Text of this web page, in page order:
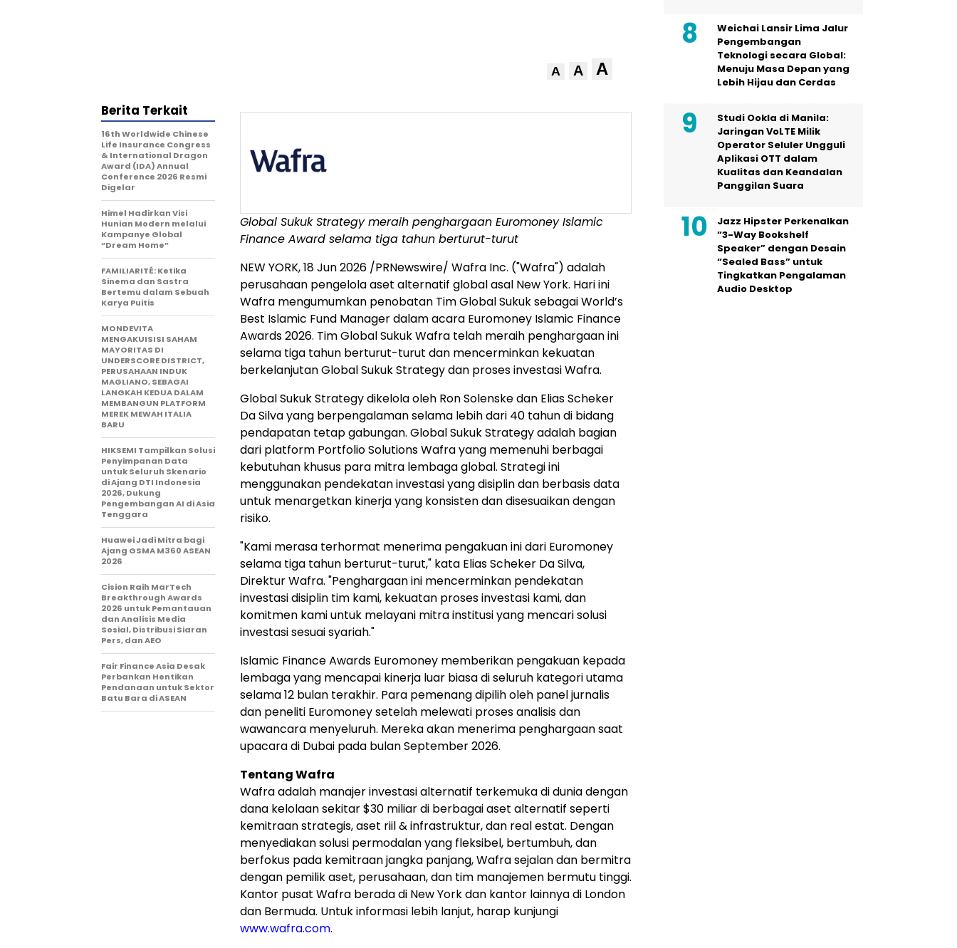
A A A
Global Sukuk Strategy meraih penghargaan Euromoney Islamic
Finance Award selama tiga tahun berturut-turut
NEW YORK,18 Jun 2026 /PRNewswire/ Wafra Inc. ("Wafra") adalah
perusahaan pengelola aset alternatif global asal New York. Hari ini
Wafra mengumumkan penobatan Tim Global Sukuk sebagai World’s
Best Islamic Fund Manager dalam acara Euromoney Islamic Finance
Awards 2026. Tim Global Sukuk Wafra telah meraih penghargaan ini
selama tiga tahun berturut-turut dan mencerminkan kekuatan
berkelanjutan Global Sukuk Strategy dan proses investasi Wafra.
Global Sukuk Strategy dikelola oleh Ron Solenske dan Elias Scheker
Da Silva yang berpengalaman selama lebih dari 40 tahun di bidang
pendapatan tetap gabungan. Global Sukuk Strategy adalah bagian
dari platform Portfolio Solutions Wafra yang memenuhi berbagai
kebutuhan khusus para mitra lembaga global. Strategi ini
menggunakan pendekatan investasi yang disiplin dan berbasis data
untuk menargetkan kinerja yang konsisten dan disesuaikan dengan
risiko.
"Kami merasa terhormat menerima pengakuan ini dari Euromoney
selama tiga tahun berturut-turut," kata Elias Scheker Da Silva,
Direktur Wafra. "Penghargaan ini mencerminkan pendekatan
investasi disiplin tim kami, kekuatan proses investasi kami, dan
komitmen kami untuk melayani mitra institusi yang mencari solusi
investasi sesuai syariah."
Islamic Finance Awards Euromoney memberikan pengakuan kepada
lembaga yang mencapai kinerja luar biasa di seluruh kategori utama
selama 12 bulan terakhir. Para pemenang dipilih oleh panel jurnalis
dan peneliti Euromoney setelah melewati proses analisis dan
wawancara menyeluruh. Mereka akan menerima penghargaan saat
upacara di Dubai pada bulan September 2026.
Tentang Wafra
Wafra adalah manajer investasi alternatif terkemuka di dunia dengan
dana kelolaan sekitar $30 miliar di berbagai aset alternatif seperti
kemitraan strategis, aset riil & infrastruktur, dan real estat. Dengan
menyediakan solusi permodalan yang fleksibel, bertumbuh, dan
berfokus pada kemitraan jangka panjang, Wafra sejalan dan bermitra
dengan pemilik aset, perusahaan, dan tim manajemen bermutu tinggi.
Kantor pusat Wafra berada di New York dan kantor lainnya di London
dan Bermuda. Untuk informasi lebih lanjut, harap kunjungi
www.wafra.com.
Berita Terkait
16th Worldwide Chinese
Life Insurance Congress
& International Dragon
Award (IDA) Annual
Conference 2026 Resmi
Digelar
Himel Hadirkan Visi
Hunian Modern melalui
Kampanye Global
“Dream Home”
FAMILIARITÉ: Ketika
Sinema dan Sastra
Bertemu dalam Sebuah
Karya Puitis
MONDEVITA
MENGAKUISISI SAHAM
MAYORITAS DI
UNDERSCORE DISTRICT,
PERUSAHAAN INDUK
MAGLIANO, SEBAGAI
LANGKAH KEDUA DALAM
MEMBANGUN PLATFORM
MEREK MEWAH ITALIA
BARU
HIKSEMI Tampilkan Solusi
Penyimpanan Data
untuk Seluruh Skenario
di Ajang DTI Indonesia
2026, Dukung
Pengembangan AI di Asia
Tenggara
Huawei Jadi Mitra bagi
Ajang GSMA M360 ASEAN
2026
Cision Raih MarTech
Breakthrough Awards
2026 untuk Pemantauan
dan Analisis Media
Sosial, Distribusi Siaran
Pers, dan AEO
Fair Finance Asia Desak
Perbankan Hentikan
Pendanaan untuk Sektor
Batu Bara di ASEAN
Weichai Lansir Lima Jalur
Pengembangan
Teknologi secara Global:
Menuju Masa Depan yang
Lebih Hijau dan Cerdas
Studi Ookla di Manila:
Jaringan VoLTE Milik
Operator Seluler Ungguli
Aplikasi OTT dalam
Kualitas dan Keandalan
Panggilan Suara
Jazz Hipster Perkenalkan
“3-Way Bookshelf
Speaker” dengan Desain
“Sealed Bass” untuk
Tingkatkan Pengalaman
Audio Desktop